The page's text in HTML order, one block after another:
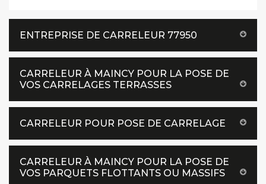
ENTREPRISE DE CARRELEUR 77950
CARRELEUR À MAINCY POUR LA POSE DE
VOS CARRELAGES TERRASSES
CARRELEUR POUR POSE DE CARRELAGE
CARRELEUR À MAINCY POUR LA POSE DE
VOS PARQUETS FLOTTANTS OU MASSIFS